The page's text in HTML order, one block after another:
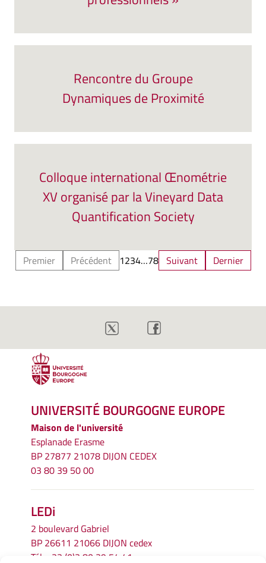
Rencontre du Groupe
Dynamiques de Proximité
Colloque international Œnométrie
XV organisé par la Vineyard Data
Quantification Society
Premier Précédent 1234…78 Suivant Dernier
UNIVERSITÉ BOURGOGNE EUROPE
Maison de l'université
Esplanade Erasme
BP 27877 21078 DIJON CEDEX
03 80 39 50 00
LEDi
2 boulevard Gabriel
BP 26611 21066 DIJON cedex
Tél.
+33 (0)3 80 39 54 41